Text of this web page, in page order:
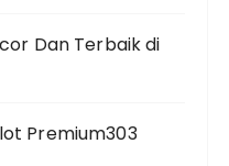
Dan Terbaik di
Premium303